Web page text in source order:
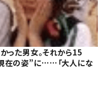
った男女。それから15
在の姿”に……「大人にな